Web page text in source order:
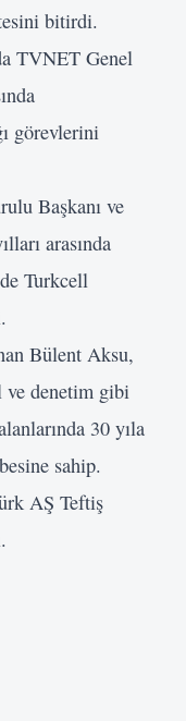
bitirdi.
TVNET Genel
görevlerini
Başkanı ve
arasında
Turkcell
Bülent Aksu,
denetim gibi
30 yıla
sahip.
AŞ Teftiş